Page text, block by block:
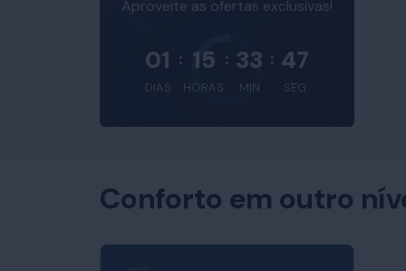
Aproveite as ofertas exclusivas!
01
DIAS
: 15
HORAS
: 33
MIN
: 46
SEG
Conforto em outro